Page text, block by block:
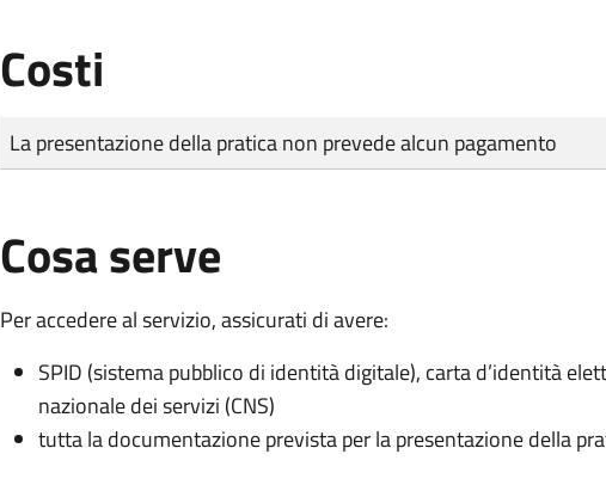
Costi
Tipo di pagamento
Importo
La presentazione della pratica non prevede alcun pagamento
Cosa serve
Per accedere al servizio, assicurati di avere:
SPID (sistema pubblico di identità digitale), carta d’identità
nazionale dei servizi (CNS)
tutta la documentazione prevista per la presentazione della